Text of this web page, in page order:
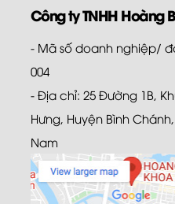
Công ty TNHH Hoàng
- Mã số doanh nghiệp/
004
- Địa chỉ: 25 Đường 1B,
Hưng, Huyện Bình
Nam